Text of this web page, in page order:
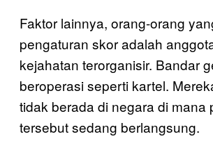
Faktor lainnya, orang-orang
pengaturan skor adalah
kejahatan terorganisir. Bandar
beroperasi seperti kartel.
tidak berada di negara di mana
tersebut sedang berlangsung.